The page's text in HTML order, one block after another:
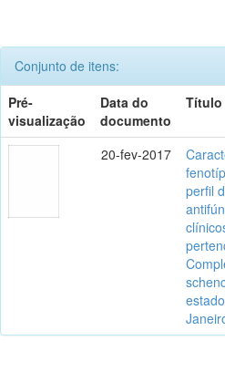
Conjunto de itens:
Pré-
visualização
Data do
documento
Título
20-fev-2017
perfil